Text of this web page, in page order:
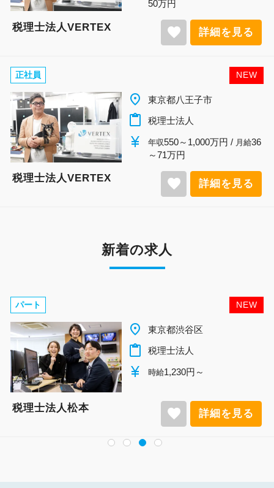
50万円
税理士法人VERTEX favorite 詳細を見る
NEW
正社員
place 東京都八王子市
content_paste 税理士法人
currency_yen 年収550～1,000万円 / 月給36
～71万円
税理士法人VERTEX favorite 詳細を見る
新着の求人
NEW
パート
place 千葉県柏市
content_paste 税理士法人
currency_yen 時給1,140円～
税理士法人松本 favorite 詳細を見る